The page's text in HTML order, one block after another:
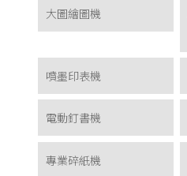
大圖繪圖機
噴墨印表機
電動釘書機
專業碎紙機